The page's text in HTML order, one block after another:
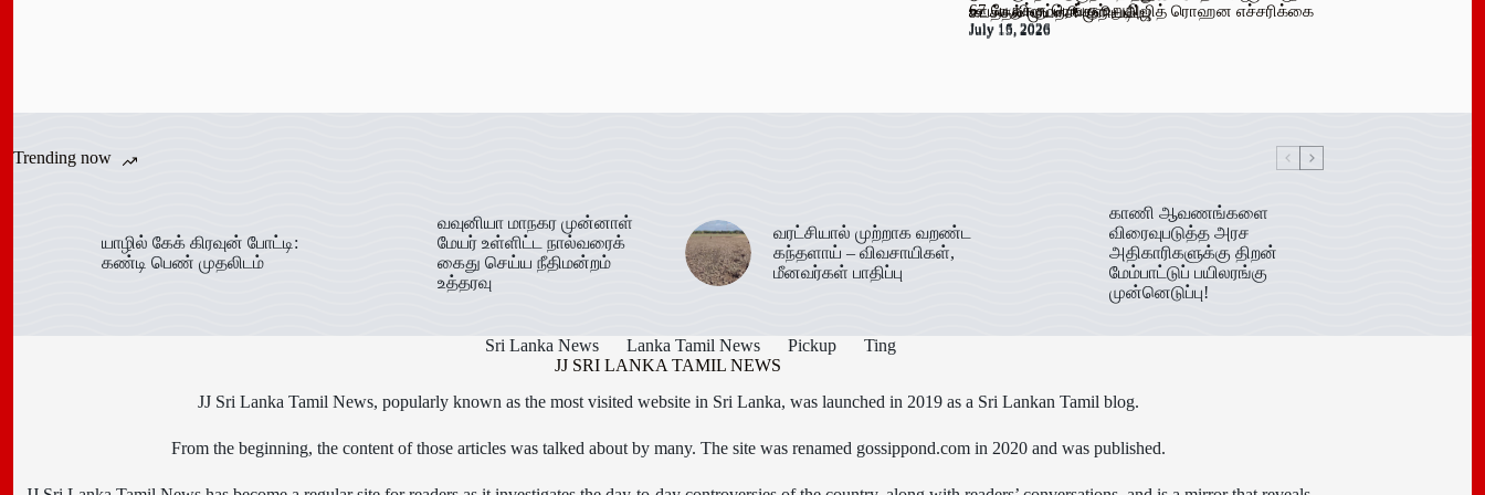
67 பேருக்கு டெங்கு உறுதி
July 16, 2026
ஊடக விளம்பரங்கள் – அஜித் ரொஹன எச்சரிக்கை
July 15, 2026
கடத்தல் முயற்சி முறியடிப்பு
July 15, 2026
Trending now
யாழில் கேக் கிரவுன் போட்டி:
கண்டி பெண் முதலிடம்
வவுனியா மாநகர முன்னாள்
மேயர் உள்ளிட்ட நால்வரைக்
கைது செய்ய நீதிமன்றம்
உத்தரவு
வரட்சியால் முற்றாக வறண்ட
கந்தளாய் – விவசாயிகள்,
மீனவர்கள் பாதிப்பு
காணி ஆவணங்களை
விரைவுபடுத்த அரச
அதிகாரிகளுக்கு திறன்
மேம்பாட்டுப் பயிலரங்கு
முன்னெடுப்பு!
Sri Lanka News Lanka Tamil News Pickup
Ting
JJ SRI LANKA TAMIL NEWS
JJ Sri Lanka Tamil News, popularly known as the most visited website in Sri Lanka, was launched in 2019 as a Sri Lankan Tamil blog.
From the beginning, the content of those articles was talked about by many. The site was renamed gossippond.com in 2020 and was published.